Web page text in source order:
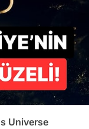
Universe